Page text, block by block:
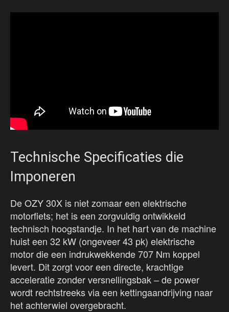
Technische Specificaties die
Imponeren
De OZY 30X is niet zomaar een elektrische
motorfiets; het is een zorgvuldig ontwikkeld
technisch hoogstandje. In het hart van de machine
huist een 32 kW (ongeveer 43 pk) elektrische
motor die een indrukwekkende 707 Nm koppel
levert. Dit zorgt voor een directe, krachtige
acceleratie zonder versnellingsbak – de power
wordt rechtstreeks via een kettingaandrijving naar
het achterwiel overgebracht.